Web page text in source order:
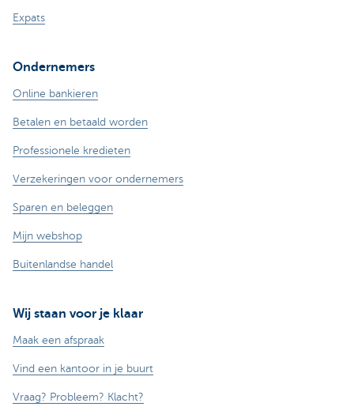
Expats
Ondernemers
Online bankieren
Betalen en betaald worden
Professionele kredieten
Verzekeringen voor ondernemers
Sparen en beleggen
Mijn webshop
Buitenlandse handel
Wij staan voor je klaar
Maak een afspraak
Vind een kantoor in je buurt
Vraag? Probleem? Klacht?